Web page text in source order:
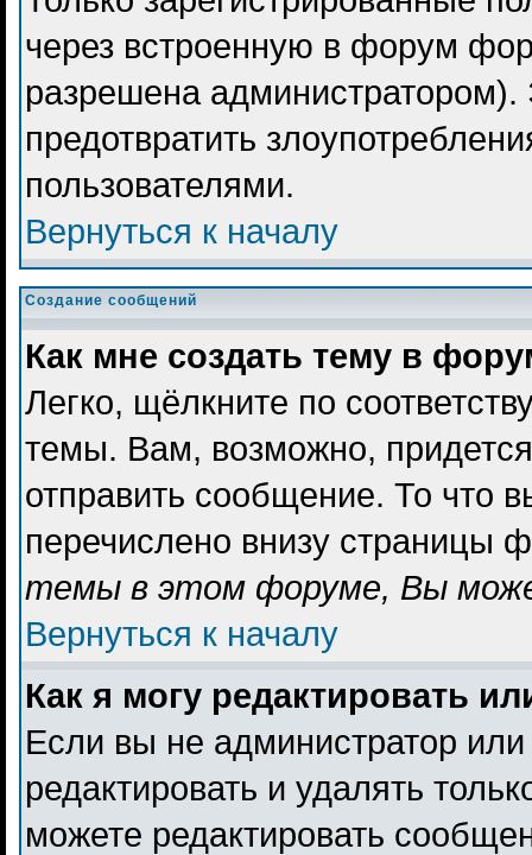
через встроенную в форум
разрешена
предотвратить
пользователями.
Вернуться к началу
Создание сообщений
Как мне создать тему в
Легко, щёлкните по
темы. Вам, возможно,
отправить сообщение. То что
перечислено внизу страницы
темы в этом форуме, Вы
Вернуться к началу
Как я могу редактировать
Если вы не администратор
редактировать и удалять
можете редактировать